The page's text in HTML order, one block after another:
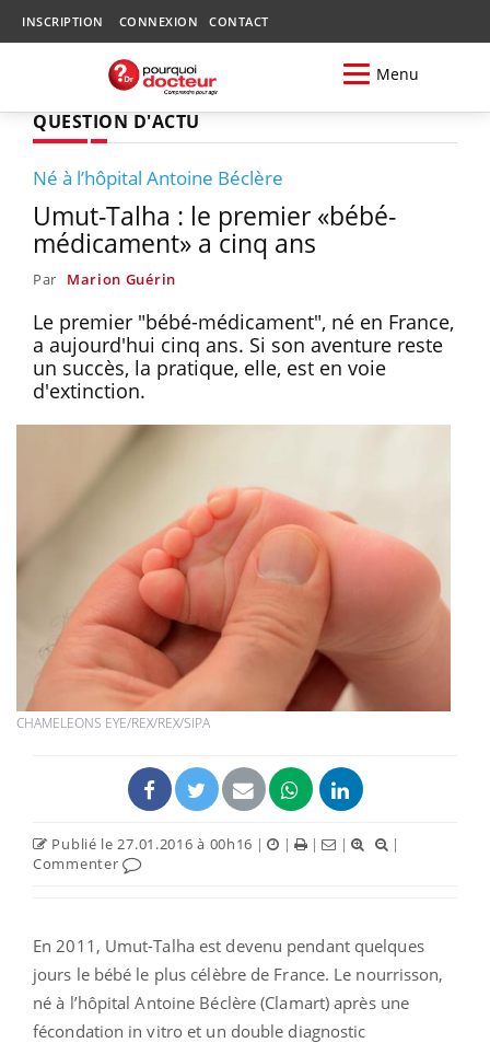
INSCRIPTION CONNEXION CONTACT
Menu
QUESTION D'ACTU
Né à l’hôpital Antoine Béclère
Umut-Talha : le premier «bébé-
médicament» a cinq ans
Par Marion Guérin
Le premier "bébé-médicament", né en France,
a aujourd'hui cinq ans. Si son aventure reste
un succès, la pratique, elle, est en voie
d'extinction.
CHAMELEONS EYE/REX/REX/SIPA
Publié le 27.01.2016 à 00h16 | | | |
|
Commenter
En 2011, Umut-Talha est devenu pendant quelques
jours le bébé le plus célèbre de France. Le nourrisson,
né à l’hôpital Antoine Béclère (Clamart) après une
fécondation in vitro et un double diagnostic